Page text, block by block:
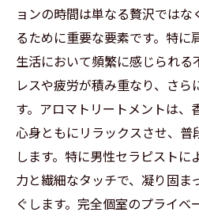
ョンの時間は単なる贅沢では
るために重要な要素です。特に
生活において頻繁に感じられる
レスや疲労が積み重なり、さら
す。アロマトリートメントは、
心身ともにリラックスさせ、普
します。特に男性セラピスト
力と繊細なタッチで、凝り固ま
ぐします。完全個室のプライベ